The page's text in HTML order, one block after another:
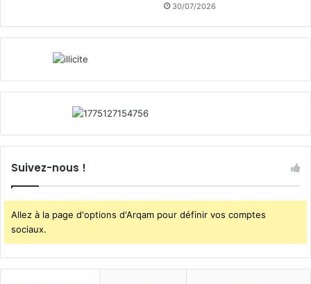
30/07/2026
Suivez-nous !
Allez à la page d'options d'Arqam pour définir vos comptes
sociaux.